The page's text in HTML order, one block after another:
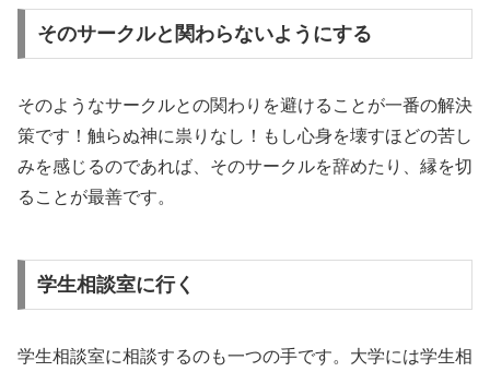
そのサークルと関わらないようにする
そのようなサークルとの関わりを避けることが一番の解決
策です！触らぬ神に祟りなし！もし心身を壊すほどの苦し
みを感じるのであれば、そのサークルを辞めたり、縁を切
ることが最善です。
学生相談室に行く
学生相談室に相談するのも一つの手です。 大学には学生相